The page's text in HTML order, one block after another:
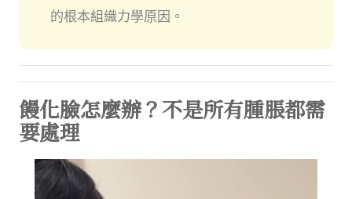
的根本組織力學原因。
饅化臉怎麼辦？不是所有腫脹都需
要處理